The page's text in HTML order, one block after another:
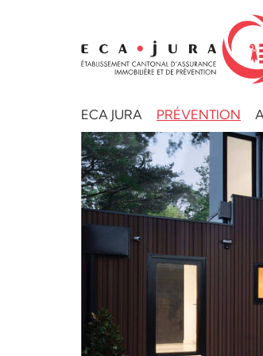
ECA JURA PRÉVENTION